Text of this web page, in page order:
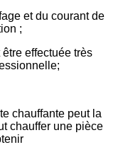
et du courant de
;
effectuée très
chauffante peut la
chauffer une pièce